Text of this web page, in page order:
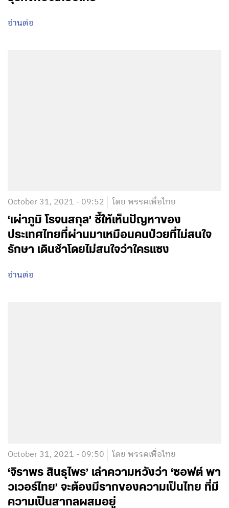
อ่านต่อ
October 31, 2021 - 09:52 โดย พรรคเพื่อไทย
‘เผ่าภูมิ โรจนสกุล’ ชี้ให้เห็นปัญหาของ
ประเทศไทยที่ผ่านมาเหมือนคนป่วยที่ไม่สนใจ
รักษา เดินช้าโดยไม่สนใจว่าใครแซง
อ่านต่อ
October 31, 2021 - 09:50 โดย พรรคเพื่อไทย
‘จิราพร สินธุไพร’ เล่าความหวังว่า ‘ซอฟต์ พา
วเวอร์ไทย’ จะต้องมีรากของความเป็นไทย ที่มี
ความเป็นสากลผสมอยู่